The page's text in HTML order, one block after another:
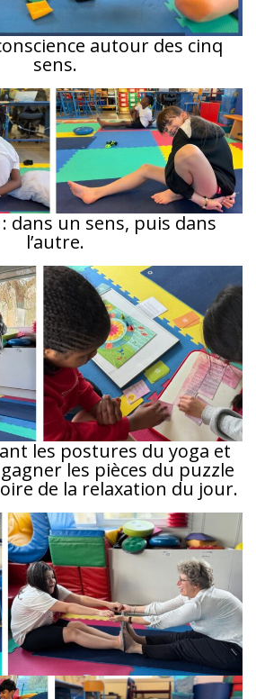
autour des cinq
sens.
dans un sens, puis dans
l’autre.
les postures du yoga et
les pièces du puzzle
de la relaxation du jour.